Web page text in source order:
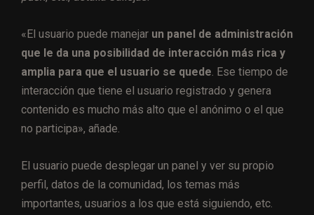
«El usuario puede manejar un panel de administración
que le da una posibilidad de interacción más rica y
amplia para que el usuario se quede. Ese tiempo de
interacción que tiene el usuario registrado y genera
contenido es mucho más alto que el anónimo o el que
no participa», añade.
El usuario puede desplegar un panel y ver su propio
perfil, datos de la comunidad, los temas más
importantes, usuarios a los que está siguiendo, etc.